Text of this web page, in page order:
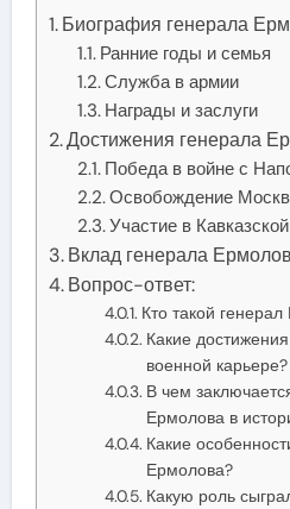
Биография генерала
Ранние годы и семья
Служба в армии
Награды и заслуги
Достижения генерала
Победа в войне с
Освобождение
Участие в
Вклад генерала
Вопрос-ответ:
Кто такой
Какие
военной карьере?
В чем
Ермолова в
Какие
Ермолова?
Какую роль